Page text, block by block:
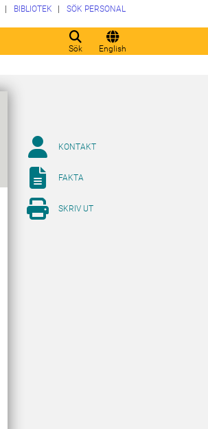
Sök English
BIBLIOTEK SÖK PERSONAL
KONTAKT
FAKTA
SKRIV UT